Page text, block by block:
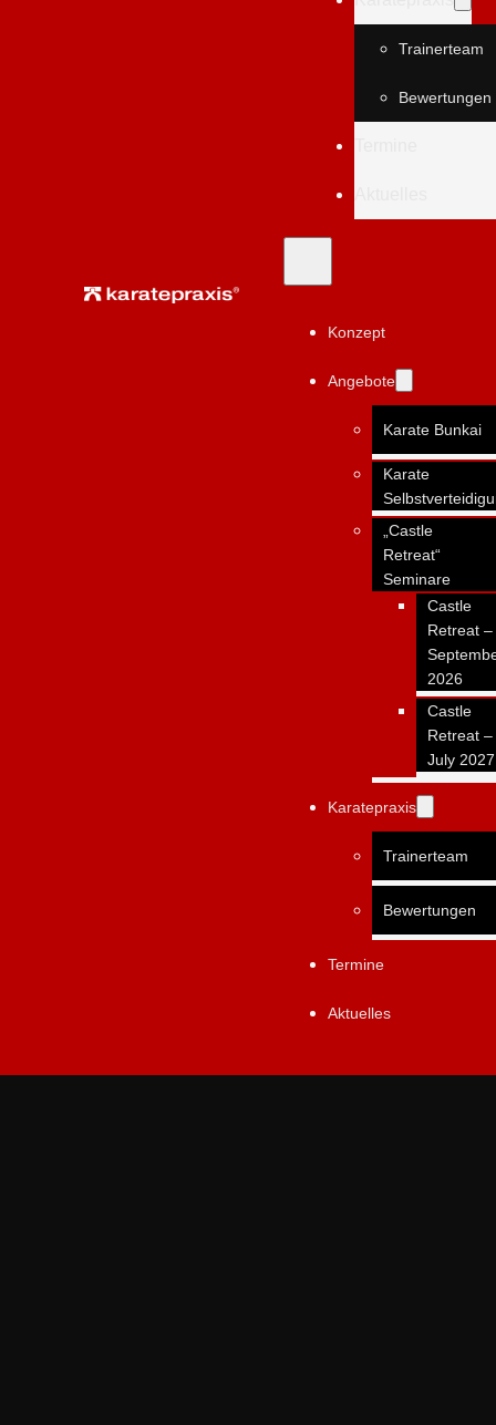
Trainerteam
Bewertungen
Konzept
Angebote
Karate Bunkai
Karate
„Castle
Retreat“
Seminare
Castle
Retreat –
2026
Castle
Retreat –
July 2027
Karatepraxis
Trainerteam
Bewertungen
Termine
Aktuelles